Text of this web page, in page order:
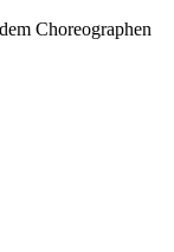
Choreographen